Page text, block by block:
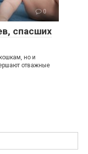
0
спасших
но и
отважные